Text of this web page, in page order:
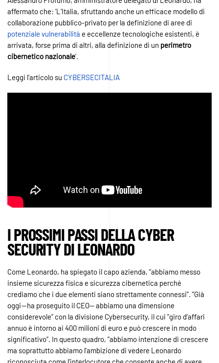
affermato che: ‘L’Italia, sfruttando anche un efficace modello di
collaborazione pubblico-privato per la definizione di aree di
potenziale vulnerabilità e eccellenze tecnologiche esistenti, è
arrivata, forse prima di altri, alla definizione di un perimetro
cibernetico nazionale’.
Leggi l’articolo su CYBERSECITALIA
I PROSSIMI PASSI DELLA CYBER
SECURITY DI LEONARDO
Come Leonardo, ha spiegato il capo azienda, ”abbiamo messo
insieme sicurezza fisica e sicurezza cibernetica perché
crediamo che i due elementi siano strettamente connessi”. ”Già
oggi — ha proseguito il CEO— abbiamo una dimensione
considerevole” con la divisione Cybersecurity, il cui ”giro d’affari
annuo è intorno ai 400 milioni di euro e può crescere in modo
significativo”. In questo quadro, ”abbiamo intenzione di crescere
ma soprattutto abbiamo l’ambizione di vedere Leonardo